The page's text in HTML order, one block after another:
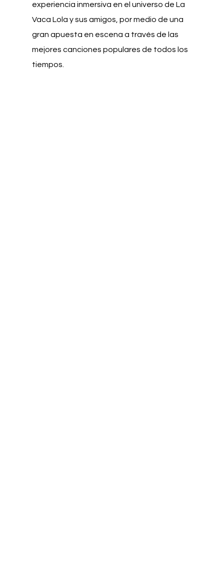
experiencia inmersiva en el universo de La
Vaca Lola y sus amigos, por medio de una
gran apuesta en escena a través de las
mejores canciones populares de todos los
tiempos.